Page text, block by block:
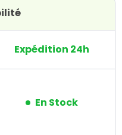
Expédition 24h
En Stock